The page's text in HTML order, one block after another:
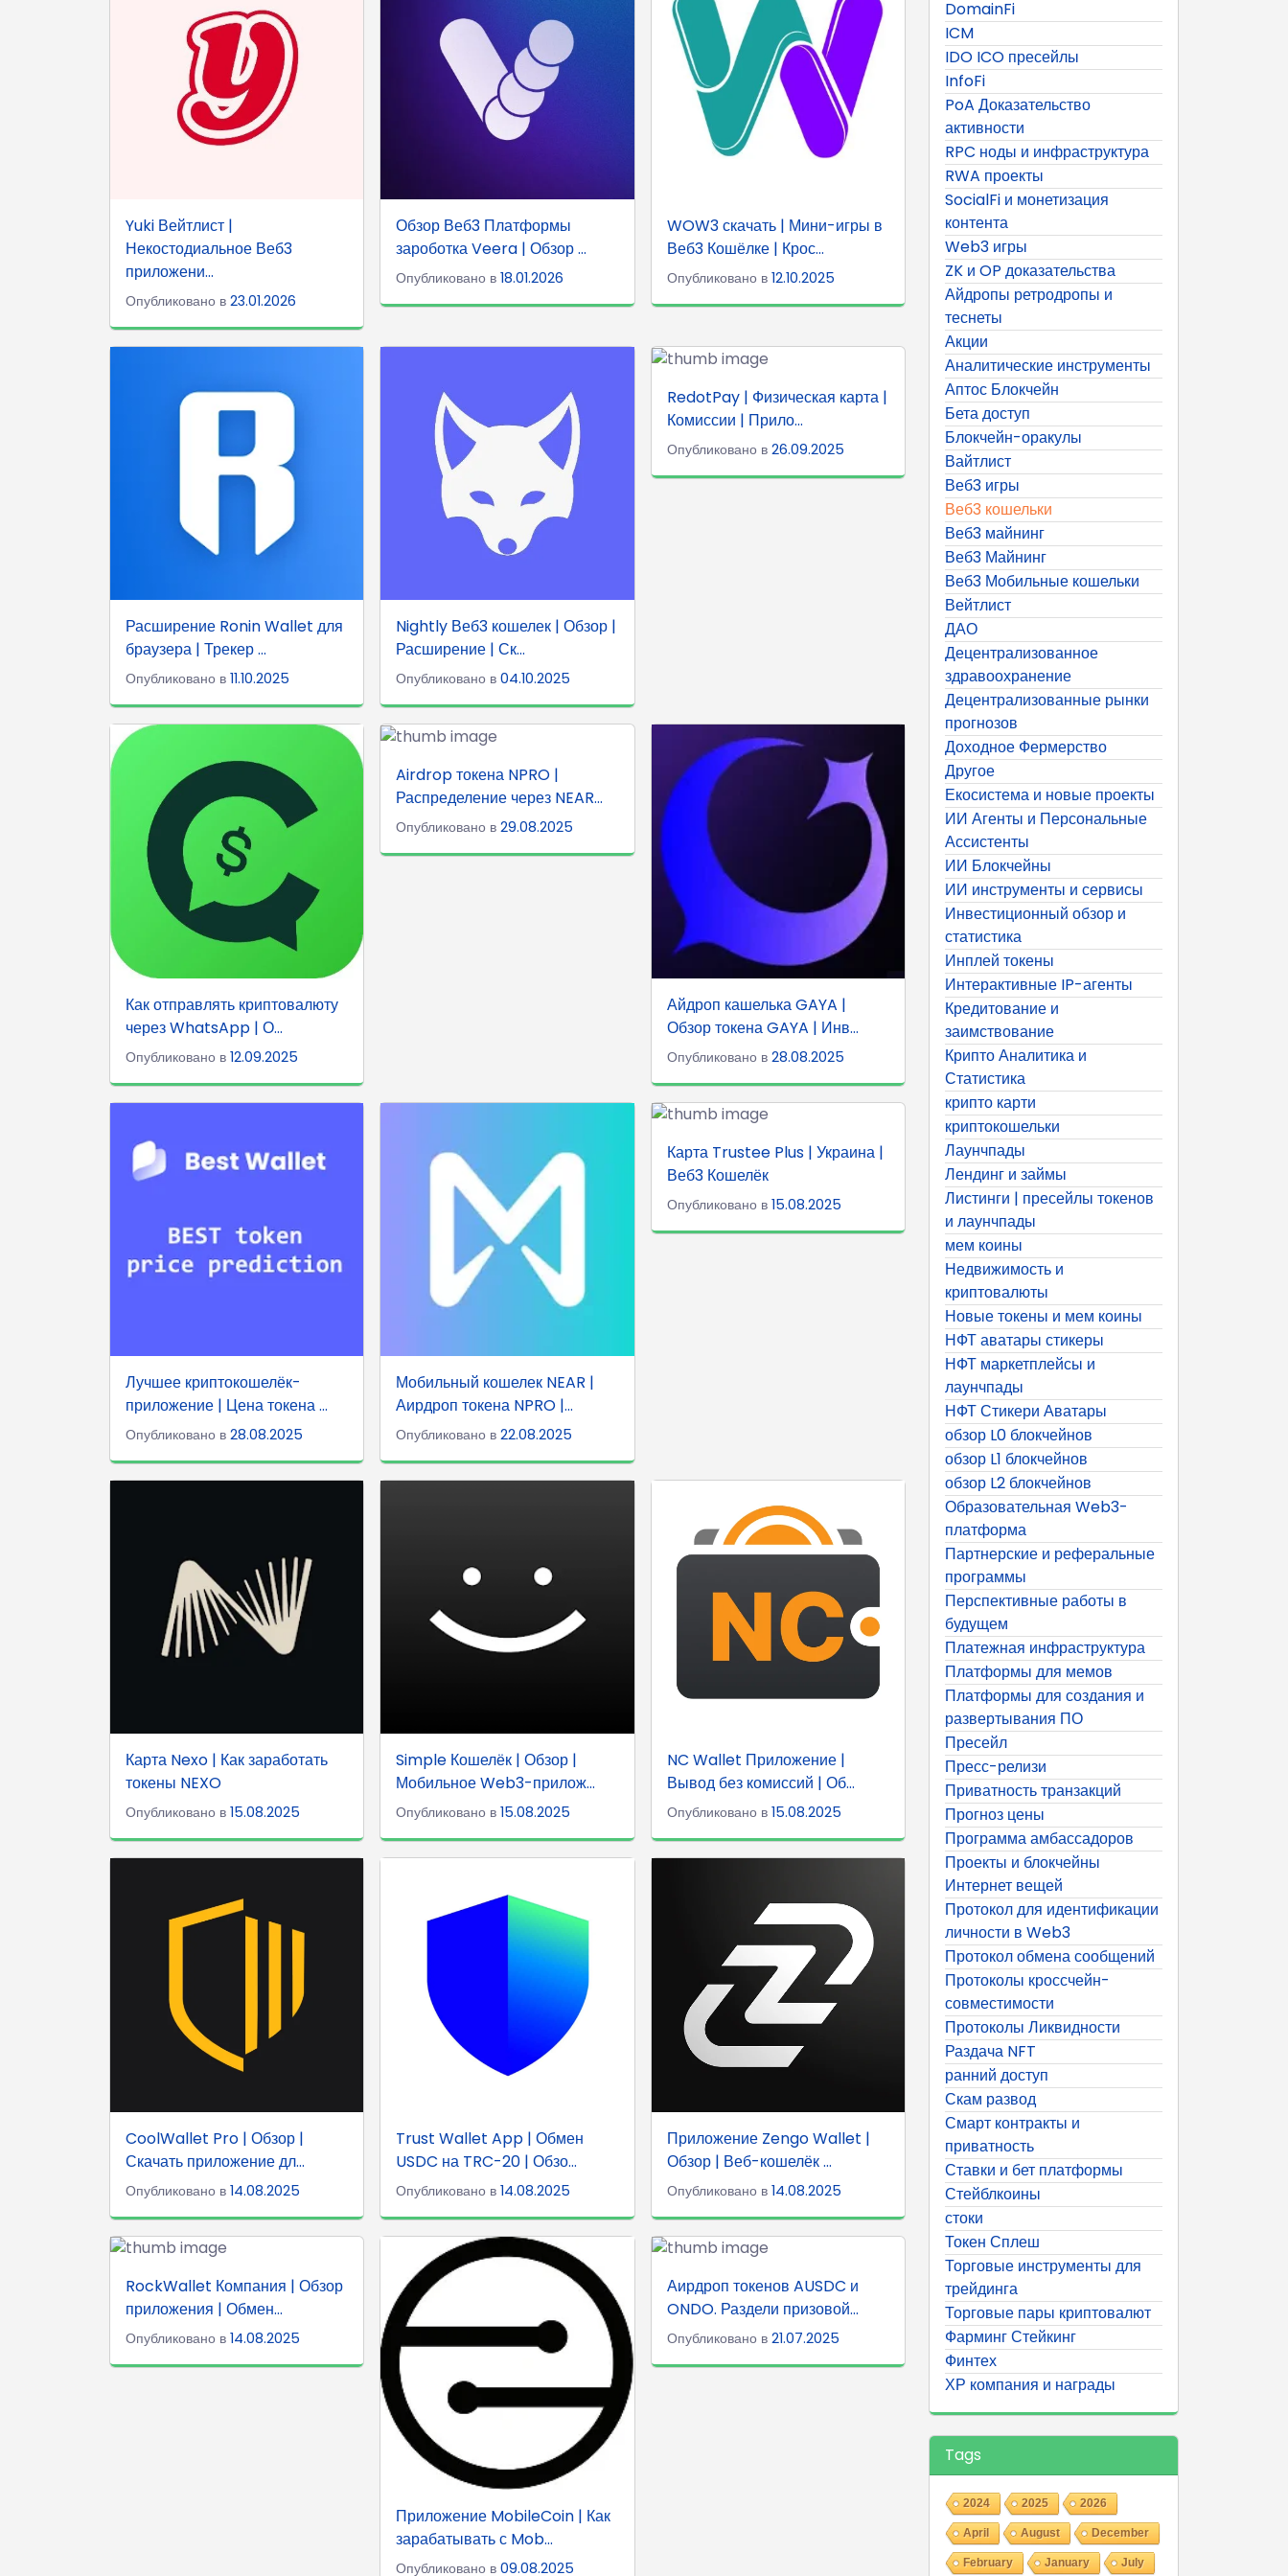
Yuki Вейтлист |
Некостодиальное Веб3
приложени...
Опубликовано в 23.01.2026
Обзор Веб3 Платформы
зароботка Veera | Обзор ...
Опубликовано в18.01.2026
WOW3 скачать | Мини-игры в
Веб3 Кошёлке | Крос...
Опубликовано в 12.10.2025
Расширение Ronin Wallet для
браузера | Трекер ...
Опубликовано в 11.10.2025
Nightly Веб3 кошелек | Обзор |
Расширение | Ск...
Опубликовано в04.10.2025
RedotPay | Физическая карта |
Комиссии | Прило...
Опубликовано в 26.09.2025
Как отправлять криптовалюту
через WhatsApp | О...
Опубликовано в 12.09.2025
Airdrop токена NPRO |
Распределение через NEAR...
Опубликовано в29.08.2025
Айдроп кашелька GAYA |
Обзор токена GAYA | Инв...
Опубликовано в 28.08.2025
Лучшее криптокошелёк-
приложение | Цена токена ...
Опубликовано в 28.08.2025
Мобильный кошелек NEAR |
Аирдроп токена NPRO |...
Опубликовано в22.08.2025
Карта Trustee Plus | Украина |
Веб3 Кошелёк
Опубликовано в 15.08.2025
Карта Nexo | Как заработать
токены NEXO
Опубликовано в 15.08.2025
Simple Кошелёк | Обзор |
Мобильное Web3-прилож...
Опубликовано в15.08.2025
NC Wallet Приложение |
Вывод без комиссий | Об...
Опубликовано в 15.08.2025
CoolWallet Pro | Обзор |
Скачать приложение дл...
Опубликовано в 14.08.2025
Trust Wallet App | Обмен
USDC на TRC-20 | Обзо...
Опубликовано в14.08.2025
Приложение Zengo Wallet |
Обзор | Веб-кошелёк ...
Опубликовано в 14.08.2025
RockWallet Компания | Обзор
приложения | Обмен...
Опубликовано в 14.08.2025
Приложение MobileCoin | Как
зарабатывать с Mob...
Опубликовано в09.08.2025
Аирдроп токенов AUSDC и
ONDO. Раздели призовой...
Опубликовано в 21.07.2025
DomainFi
ICM
IDO ICO пресейлы
InfoFi
PoA Доказательство
активности
RPC ноды и инфраструктура
RWA проекты
SocialFi и монетизация
контента
Web3 игры
ZK и OP доказательства
Айдропы ретродропы и
теснеты
Акции
Аналитические инструменты
Аптос Блокчейн
Бета доступ
Блокчейн-оракулы
Вайтлист
Веб3 игры
Веб3 кошельки
Веб3 майнинг
Веб3 Майнинг
Веб3 Мобильные кошельки
Вейтлист
ДАО
Децентрализованное
здравоохранение
Децентрализованные рынки
прогнозов
Доходное Фермерство
Другое
Екосистема и новые проекты
ИИ Агенты и Персональные
Ассистенты
ИИ Блокчейны
ИИ инструменты и сервисы
Инвестиционный обзор и
статистика
Инплей токены
Интерактивные IP-агенты
Кредитование и
заимствование
Крипто Аналитика и
Статистика
крипто карти
криптокошельки
Лаунчпады
Лендинг и займы
Листинги | пресейлы токенов
и лаунчпады
мем коины
Недвижимость и
криптовалюты
Новые токены и мем коины
НФТ аватары стикеры
НФТ маркетплейсы и
лаунчпады
НФТ Стикери Аватары
обзор L0 блокчейнов
обзор L1 блокчейнов
обзор L2 блокчейнов
Образовательная Web3-
платформа
Партнерские и реферальные
программы
Перспективные работы в
будущем
Платежная инфраструктура
Платформы для мемов
Платформы для создания и
развертывания ПО
Пресейл
Пресс-релизи
Приватность транзакций
Прогноз цены
Программа амбассадоров
Проекты и блокчейны
Интернет вещей
Протокол для идентификации
личности в Web3
Протокол обмена сообщений
Протоколы кроссчейн-
совместимости
Протоколы Ликвидности
Раздача NFT
ранний доступ
Скам развод
Смарт контракты и
приватность
Ставки и бет платформы
Стейблкоины
стоки
Токен Сплеш
Торговые инструменты для
трейдинга
Торговые пары криптовалют
Фарминг Стейкинг
Финтех
ХР компания и награды
Tags
2024 2025 2026
April August December
February January July